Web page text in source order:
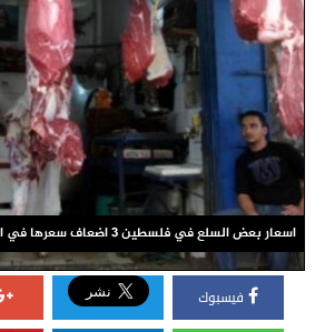
اسعار بعض السلع في فلسطين 3 اضعاف سعرها في العالم
فيسبوك